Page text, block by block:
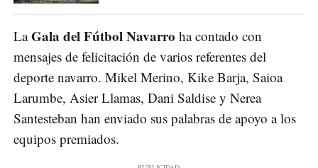
LaGala del Fútbol Navarro ha contado con
mensajes de felicitación de varios referentes del
deporte navarro. Mikel Merino, Kike Barja, Saioa
Larumbe, Asier Llamas, Dani Saldise y Nerea
Santesteban han enviado sus palabras de apoyo a los
equipos premiados.